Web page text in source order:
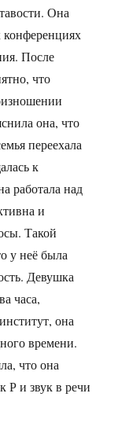
Она
конференциях
После
что
она, что
переехала
к
работала над
и
Такой
у неё была
Девушка
часа,
она
времени.
что она
Р и звук в речи